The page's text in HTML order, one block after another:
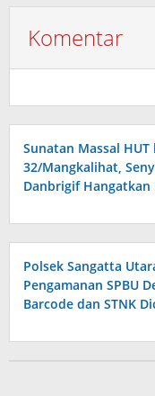
Komentar
Sunatan Massal HUT
32/Mangkalihat,
Danbrigif Hangatkan
Polsek Sangatta
Pengamanan SPBU
Barcode dan STNK